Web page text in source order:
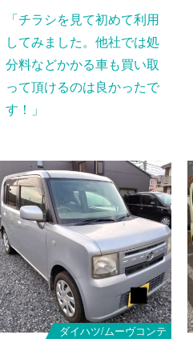
「チラシを見て初めて利用
してみました。他社では処
分料などかかる車も買い取
って頂けるのは良かったで
す！」
ダイハツ/ムーヴコンテ